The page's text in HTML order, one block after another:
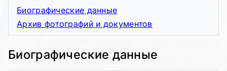
Биографические данные
Биографические данные
Архив фотографий и документов